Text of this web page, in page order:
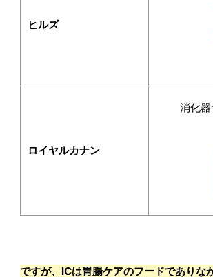
ヒルズ
ロイヤルカナン
消化
ですが、ICは胃腸ケアのフードでありな